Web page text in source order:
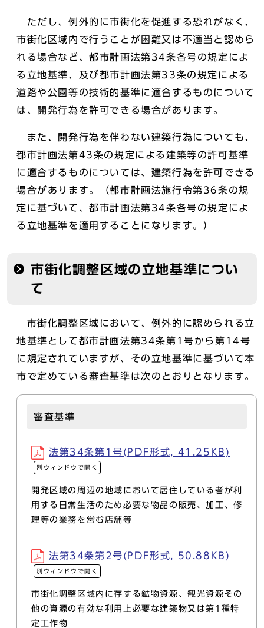
ただし、例外的に市街化を促進する恐れがなく、
市街化区域内で行うことが困難又は不適当と認めら
れる場合など、都市計画法第34条各号の規定によ
る立地基準、及び都市計画法第33条の規定による
道路や公園等の技術的基準に適合するものについて
は、開発行為を許可できる場合があります。
また、開発行為を伴わない建築行為についても、
都市計画法第43条の規定による建築等の許可基準
に適合するものについては、建築行為を許可できる
場合があります。（都市計画法施行令第36条の規
定に基づいて、都市計画法第34条各号の規定によ
る立地基準を適用することになります。）
市街化調整区域の立地基準につい
て
市街化調整区域において、例外的に認められる立
地基準として都市計画法第34条第1号から第14号
に規定されていますが、その立地基準に基づいて本
市で定めている審査基準は次のとおりとなります。
審査基準
法第34条第1号(PDF形式, 41.25KB)
別ウィンドウで開く
開発区域の周辺の地域において居住している者が利
用する日常生活のため必要な物品の販売、加工、修
理等の業務を営む店舗等
法第34条第2号(PDF形式, 50.88KB)
別ウィンドウで開く
市街化調整区域内に存する鉱物資源、観光資源その
他の資源の有効な利用上必要な建築物又は第1種特
定工作物